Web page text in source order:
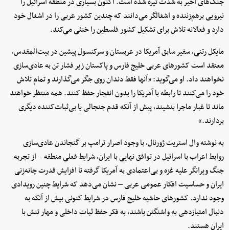
نیرویی برهم‌زننده و اشغالگر می‌دانند که چندین کشور عربی را در اشغال خود
دارد و فعالانه تلاش برای تشکیل کشور فلسطین را خنثی می‌کند.
مایکل رتنی، سفیر سابق آمریکا در عربستان و سرکنسول پیشین در بیت‌المقدس،
معتقد است کشورهای عربی خلیج فارس و پاکستان زیر فشار تن به عادی‌سازی
نخواهند داد. او می‌گوید: «آنها فقط دندان روی جگر می‌گذارند و تمام تلاش
خود را می‌کنند تا رابطه با آمریکا را بدون انفجار حفظ کنند. همه منتظر خواهند
ماند تا غبار ماجرا بنشیند، پیش از آنکه قدم جنجالی یا بی‌ثبات‌کننده دیگری
بردارند.»
به نوشته وال استریت ژورنال، با وجود اصرار ترامپ بر گنجاندن عادی‌سازی
روابط اعراب با اسرائیل در توافق نهایی با ایران، شرایط فعلی منطقه – از تجربه
جنگ ویرانگر علیه غزه و بی‌اعتمادی به آمریکا گرفته تا افزایش قدرت چانه‌زنی
ایران و حساسیت افکار عمومی عربی – نشان می‌دهد که شرایط چنین رویدادی
وجود ندارد. کشورهای حاشیه خلیج فارس در شرایط کنونی بیش از آنکه به
دنبال امتیازدهی به واشنگتن باشند، به فکر حفظ ثبات داخلی و مهار تنش با
ایران هستند.